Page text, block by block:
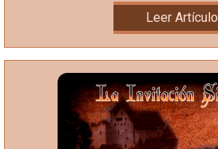
Leer Artículo